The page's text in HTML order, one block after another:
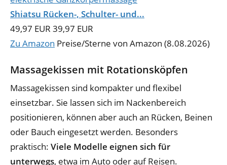
Shiatsu Rücken-, Schulter- und...
49,97 EUR 39,97 EUR
Zu Amazon Preise/Sterne von Amazon (8.08.2026)
Massagekissen mit Rotationsköpfen
Massagekissen sind kompakter und flexibel
einsetzbar. Sie lassen sich im Nackenbereich
positionieren, können aber auch an Rücken, Beinen
oder Bauch eingesetzt werden. Besonders
praktisch: Viele Modelle eignen sich für
unterwegs, etwa im Auto oder auf Reisen.